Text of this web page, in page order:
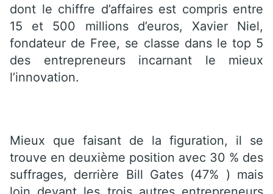
dont le chiffre d’affaires est compris entre
15 et 500 millions d’euros, Xavier Niel,
fondateur de Free, se classe dans le top 5
des entrepreneurs incarnant le mieux
l’innovation.
Mieux que faisant de la figuration, il se
trouve en deuxième position avec 30 % des
suffrages, derrière Bill Gates (47% ) mais